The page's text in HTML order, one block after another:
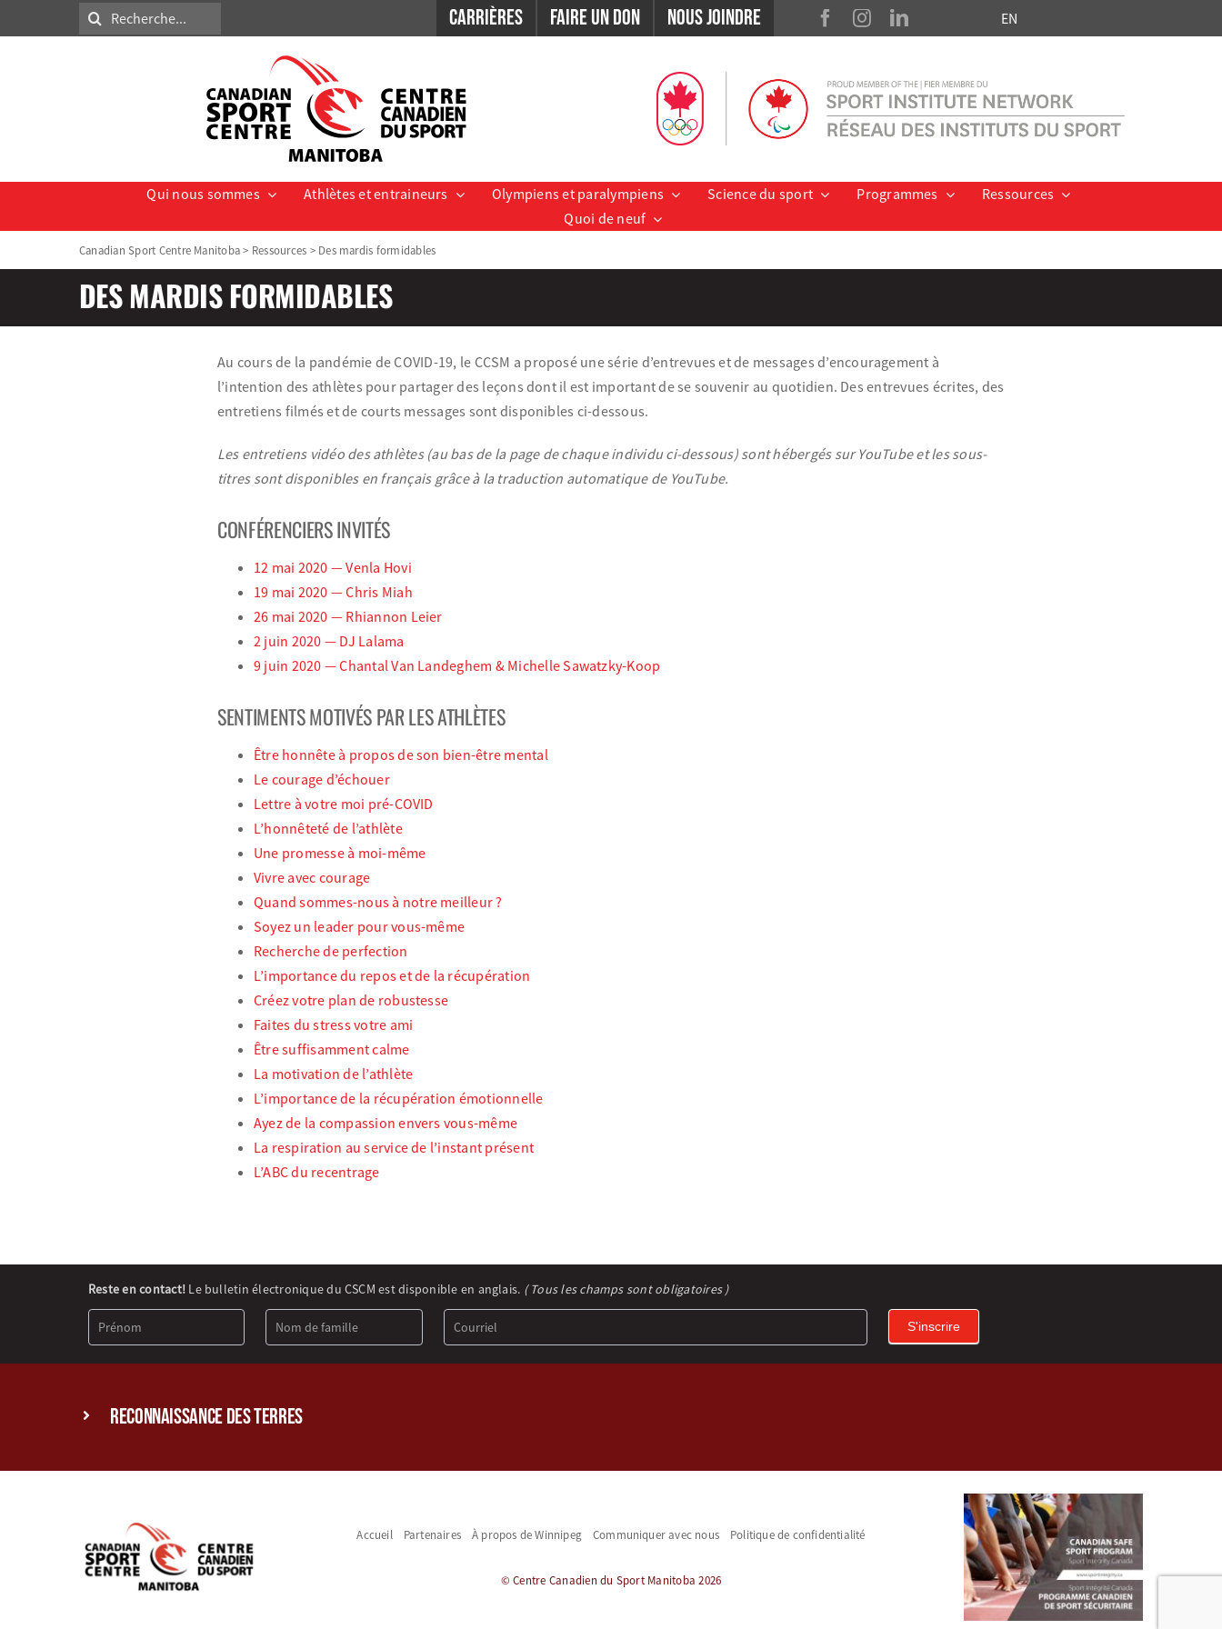
to
Search
for:
Carrières Faire un don Nous Joindre EN
Qui nous sommes Athlètes et entraineurs Olympiens et paralympiens Science du sport Programmes
Ressources
Quoi de neuf
Canadian Sport Centre Manitoba> Ressources > Des mardis formidables
DES MARDIS FORMIDABLES
Au cours de la pandémie de COVID-19, le CCSM a proposé une série d’entrevues et de messages d’encouragement à
l’intention des athlètes pour partager des leçons dont il est important de se souvenir au quotidien. Des entrevues écrites, des
entretiens filmés et de courts messages sont disponibles ci-dessous.
Les entretiens vidéo des athlètes (au bas de la page de chaque individu ci-dessous) sont hébergés sur YouTube et les sous-
titres sont disponibles en français grâce à la traduction automatique de YouTube.
CONFÉRENCIERS INVITÉS
12 mai 2020 — Venla Hovi
19 mai 2020 — Chris Miah
26 mai 2020 — Rhiannon Leier
2 juin 2020 — DJ Lalama
9 juin 2020 — Chantal Van Landeghem & Michelle Sawatzky-Koop
SENTIMENTS MOTIVÉS PAR LES ATHLÈTES
Être honnête à propos de son bien-être mental
Le courage d’échouer
Lettre à votre moi pré-COVID
L’honnêteté de l’athlète
Une promesse à moi-même
Vivre avec courage
Quand sommes-nous à notre meilleur ?
Soyez un leader pour vous-même
Recherche de perfection
L’importance du repos et de la récupération
Créez votre plan de robustesse
Faites du stress votre ami
Être suffisamment calme
La motivation de l’athlète
L’importance de la récupération émotionnelle
Ayez de la compassion envers vous-même
La respiration au service de l’instant présent
L’ABC du recentrage
Newsletter
Signup
(FR)
Reste en contact! Le bulletin électronique du CSCM est disponible en anglais. ( Tous les champs sont obligatoires )
S'inscrire
reconnaissance des terres
Accueil Partenaires À propos de Winnipeg Communiquer avec nous Politique de confidentialité
© Centre Canadien du Sport Manitoba 2026